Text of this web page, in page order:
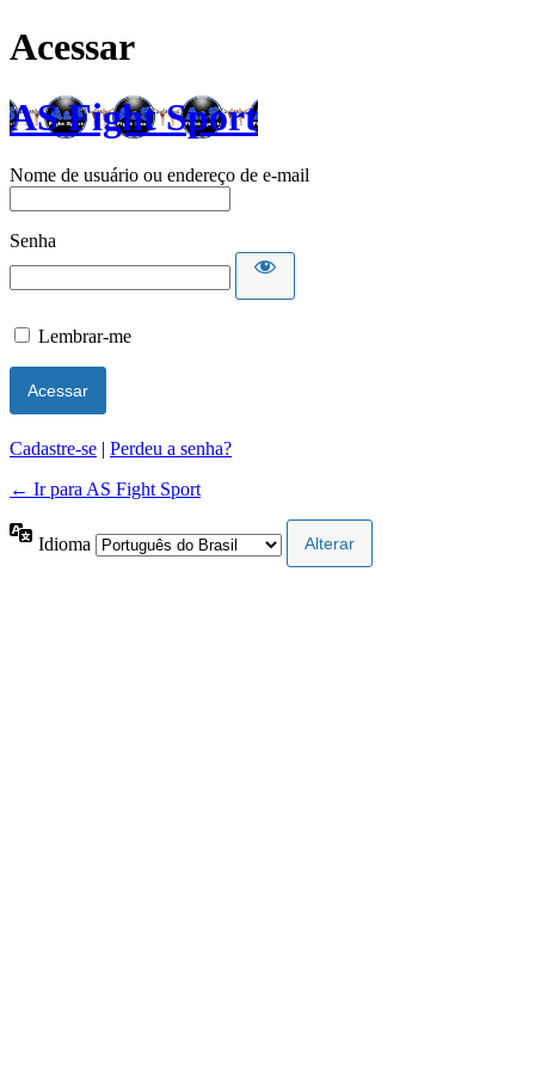
Acessar
AS Fight Sport
Nome de usuário ou endereço de e-mail
Senha
Lembrar-me
Cadastre-se | Perdeu a senha?
← Ir para AS Fight Sport
Idioma